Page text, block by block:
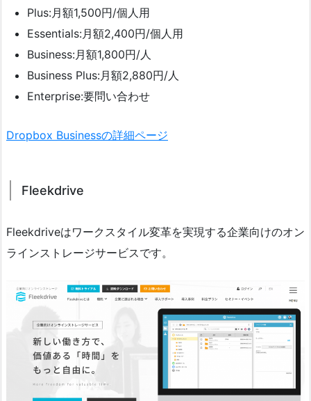
Plus:月額1,500円/個人用
Essentials:月額2,400円/個人用
Business:月額1,800円/人
Business Plus:月額2,880円/人
Enterprise:要問い合わせ
Dropbox Businessの詳細ページ
Fleekdrive
Fleekdriveはワークスタイル変革を実現する企業向けのオン
ラインストレージサービスです。